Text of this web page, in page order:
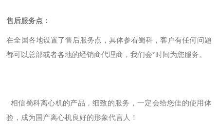
售后服务点：
在全国各地设置了售后服务点，具体参看蜀科，客户有任何问题
都可以总部或者各地的经销商代理商，我们会*时间为您服务。
相信蜀科离心机的产品，细致的服务，一定会给您佳的使用体
验，成为国产离心机良好的形象代言人！